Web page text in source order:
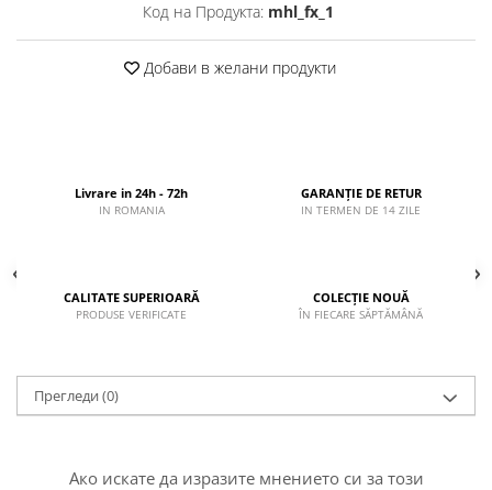
Код на Продукта: mhl_fx_1
Добави в желани продукти
Livrare in 24h - 72h
IN ROMANIA
GARANȚIE DE RETUR
IN TERMEN DE 14 ZILE
CALITATE SUPERIOARĂ
PRODUSE VERIFICATE
COLECȚIE NOUĂ
ÎN FIECARE SĂPTĂMÂNĂ
Прегледи (0)
Ако искате да изразите мнението си за този